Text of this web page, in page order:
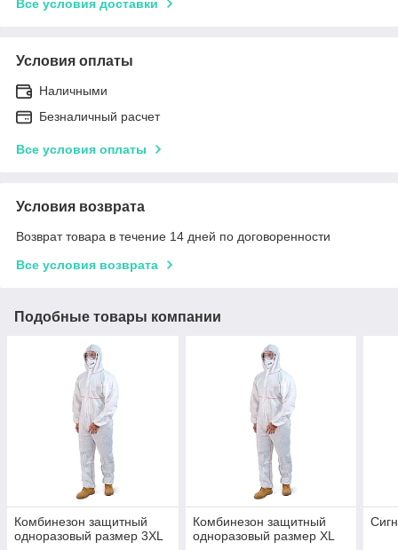
Все условия доставки
Условия оплаты
Наличными
Безналичный расчет
Все условия оплаты
Условия возврата
Возврат товара в течение 14 дней по договоренности
Все условия возврата
Подобные товары компании
Комбинезон защитный
одноразовый размер 3XL
Комбинезон защитный
одноразовый размер XL